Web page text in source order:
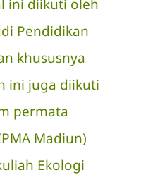
ini diikuti oleh
Pendidikan
khususnya
ini juga diikuti
permata
Madiun)
Ekologi